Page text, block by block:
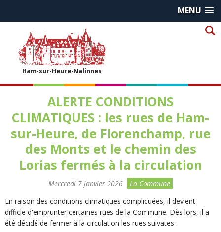
MENU
Ham-sur-Heure-Nalinnes
ALERTE CONDITIONS
CLIMATIQUES : les rues de Ham-
sur-Heure, de Florenchamp, rue
des Monts et le chemin des
Lorias fermés à la circulation
Mercredi 7 janvier 2026
La Commune
En raison des conditions climatiques compliquées, il devient
difficle d'emprunter certaines rues de la Commune. Dès lors, il a
été décidé de fermer à la circulation les rues suivates :